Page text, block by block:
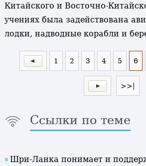
Китайского и Восточно-
учениях была задействована
лодки, надводные корабли и
1 2 3 4 5 6
>>|
Ссылки по теме
Шри-Ланка понимает и